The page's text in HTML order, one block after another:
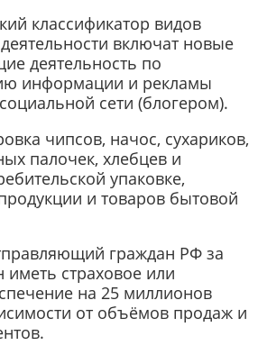
классификатор видов
включат новые
деятельность по
информации и рекламы
сети (блогером).
чипсов, начос, сухариков,
палочек, хлебцев и
упаковке,
и товаров бытовой
граждан РФ за
иметь страховое или
на 25 миллионов
от объёмов продаж и